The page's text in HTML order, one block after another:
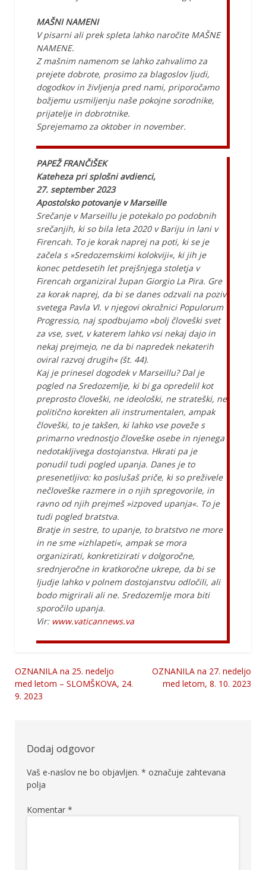
MAŠNI NAMENI
V pisarni ali prek spleta lahko naročite MAŠNE
NAMENE.
Z mašnim namenom se lahko zahvalimo za
prejete dobrote, prosimo za blagoslov ljudi,
dogodkov in življenja pred nami, priporočamo
božjemu usmiljenju naše pokojne sorodnike,
prijatelje in dobrotnike.
Sprejemamo za oktober in november.
PAPEŽ FRANČIŠEK
Kateheza pri splošni avdienci,
27. september 2023
Apostolsko potovanje v Marseille
Srečanje v Marseillu je potekalo po podobnih
srečanjih, ki so bila leta 2020 v Bariju in lani v
Firencah. To je korak naprej na poti, ki se je
začela s »Sredozemskimi kolokviji«, ki jih je
konec petdesetih let prejšnjega stoletja v
Firencah organiziral župan Giorgio La Pira. Gre
za korak naprej, da bi se danes odzvali na poziv
svetega Pavla VI. v njegovi okrožnici Populorum
Progressio, naj spodbujamo »bolj človeški svet
za vse, svet, v katerem lahko vsi nekaj dajo in
nekaj prejmejo, ne da bi napredek nekaterih
oviral razvoj drugih« (št. 44).
Kaj je prinesel dogodek v Marseillu? Dal je
pogled na Sredozemlje, ki bi ga opredelil kot
preprosto človeški, ne ideološki, ne strateški, ne
politično korekten ali instrumentalen, ampak
človeški, to je takšen, ki lahko vse poveže s
primarno vrednostjo človeške osebe in njenega
nedotakljivega dostojanstva. Hkrati pa je
ponudil tudi pogled upanja. Danes je to
presenetljivo: ko poslušaš priče, ki so preživele
nečloveške razmere in o njih spregovorile, in
ravno od njih prejmeš »izpoved upanja«. To je
tudi pogled bratstva.
Bratje in sestre, to upanje, to bratstvo ne more
in ne sme »izhlapeti«, ampak se mora
organizirati, konkretizirati v dolgoročne,
srednjeročne in kratkoročne ukrepe, da bi se
ljudje lahko v polnem dostojanstvu odločili, ali
bodo migrirali ali ne. Sredozemlje mora biti
sporočilo upanja.
Vir: www.vaticannews.va
Navigacija
prispevka
OZNANILA na 25. nedeljo
med letom – SLOMŠKOVA, 24.
9. 2023
OZNANILA na 27. nedeljo
med letom, 8. 10. 2023
Dodaj odgovor
Vaš e-naslov ne bo objavljen. * označuje zahtevana
polja
Komentar *